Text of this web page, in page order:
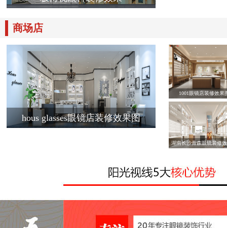
商场店
hous glasses眼镜店装修效果图
1001眼镜店装修效果
湖南长沙青森眼镜装修